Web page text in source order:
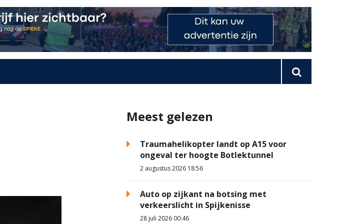
Meest gelezen
Traumahelikopter landt op A15 voor
ongeval ter hoogte Botlektunnel
2 augustus 2026 18:56
Auto op zijkant na botsing met
verkeerslicht in Spijkenisse
28 juli 2026 00:46